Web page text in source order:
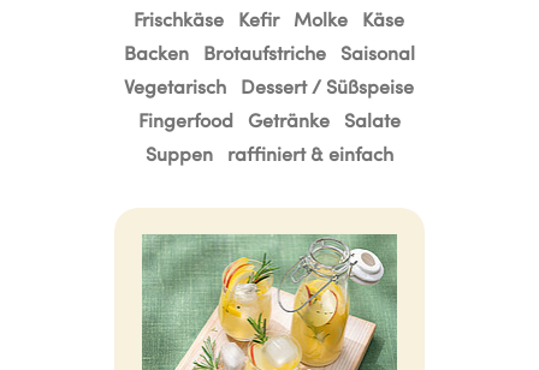
Frischkäse
Kefir Molke
Käse
Backen
Brotaufstriche
Saisonal
Vegetarisch
Dessert / Süßspeise
Fingerfood
Getränke
Salate
Suppen
raffiniert & einfach